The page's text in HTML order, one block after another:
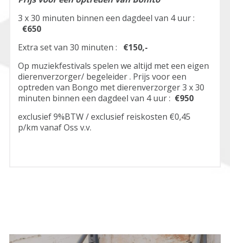
3 x 30 minuten binnen een dagdeel van 4 uur :
€650
Extra set van 30 minuten : €150,-
Op muziekfestivals spelen we altijd met een eigen
dierenverzorger/ begeleider . Prijs voor een
optreden van Bongo met dierenverzorger 3 x 30
minuten binnen een dagdeel van 4 uur : €950
exclusief 9%BTW / exclusief reiskosten €0,45
p/km vanaf Oss v.v.